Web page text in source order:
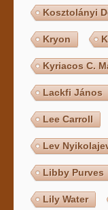
Kosztolányi
Kryon
Kyriacos C.
Lackfi János
Lee Carroll
Lev
Libby Purves
Lily Water